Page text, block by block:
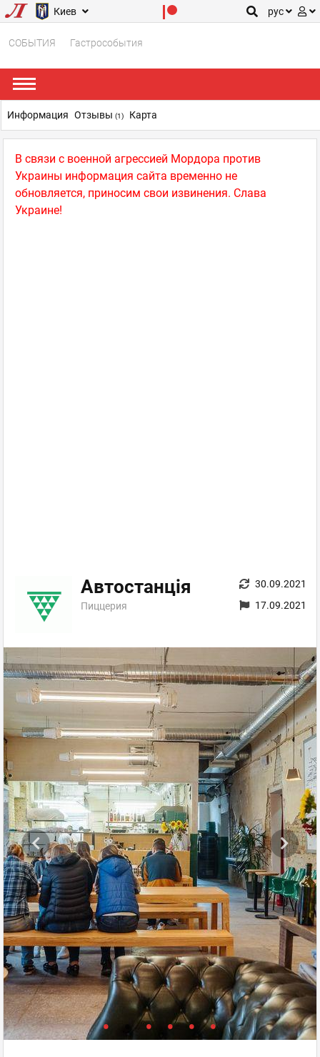
Киев рус
СОБЫТИЯ Гастрособытия
В связи с военной агрессией Мордора против
Украины информация сайта временно не
обновляется, приносим свои извинения. Слава
Украине!
Автостанція
Пиццерия
30.09.2021
17.09.2021
Информация Отзывы (1) Карта